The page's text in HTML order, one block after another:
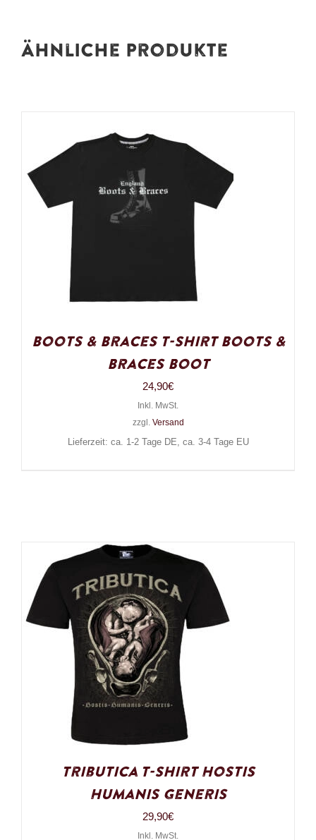
Ähnliche Produkte
Boots & Braces T-Shirt Boots &
Braces Boot
24,90€
Inkl. MwSt.
zzgl. Versand
Lieferzeit: ca. 1-2 Tage DE, ca. 3-4 Tage EU
Tributica T-Shirt Hostis
Humanis Generis
29,90€
Inkl. MwSt.